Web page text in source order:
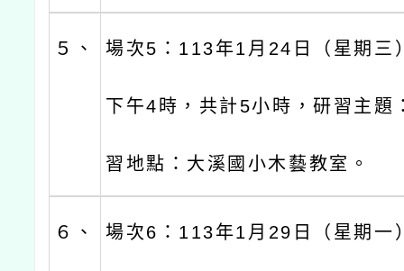
５、 場次5：113年1月24日（星期三
下午4時，共計5小時，研習主題
習地點：大溪國小木藝教室。
６、 場次6：113年1月29日（星期一